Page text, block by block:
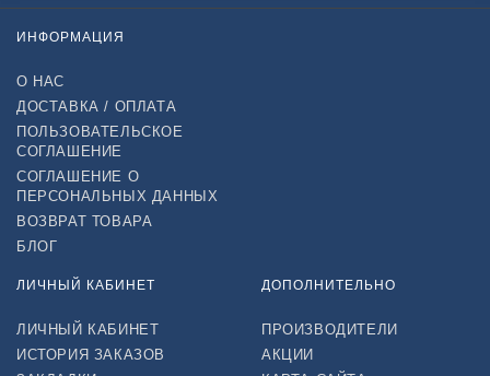
ИНФОРМАЦИЯ
О НАС
ДОСТАВКА / ОПЛАТА
ПОЛЬЗОВАТЕЛЬСКОЕ
СОГЛАШЕНИЕ
СОГЛАШЕНИЕ О
ПЕРСОНАЛЬНЫХ ДАННЫХ
ВОЗВРАТ ТОВАРА
БЛОГ
ЛИЧНЫЙ КАБИНЕТ
ЛИЧНЫЙ КАБИНЕТ
ИСТОРИЯ ЗАКАЗОВ
ДОПОЛНИТЕЛЬНО
ПРОИЗВОДИТЕЛИ
АКЦИИ